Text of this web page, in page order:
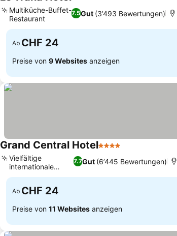
3 Sterne
7.5Gut (3’493 Bewertungen)
Multiküche-Buffet-
Restaurant
Ab CHF 24
Preise von 9 Websites anzeigen
Grand Central Hotel4 Sterne
7.7Gut (6’445 Bewertungen)
Vielfältige
internationale
Küche
Ab CHF 24
Preise von 11 Websites anzeigen